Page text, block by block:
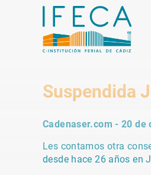
Suspendida
Cadenaser.com - 20 de
Les contamos otra
desde hace 26 años en